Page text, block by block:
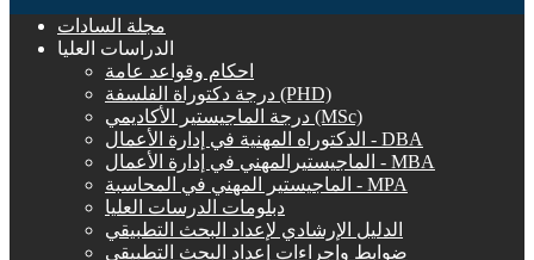
مجلة السادات
الدراسات العليا
احكام وقواعد عامة
درجة دكتوراة الفلسفة (PHD)
درجة الماجيستير الأكاديمي (MSc)
الدكتوراه المهنية في إدارة الأعمال - DBA
الماجيستيرالمهني في إدارة الأعمال - MBA
الماجيستير المهني في المحاسبة - MPA
دبلومات الدرسات العليا
الدليل الإرشادي لإعداد البحث التطبيقي
ضوابط وإجراءات إعداد البحث التطبيقي